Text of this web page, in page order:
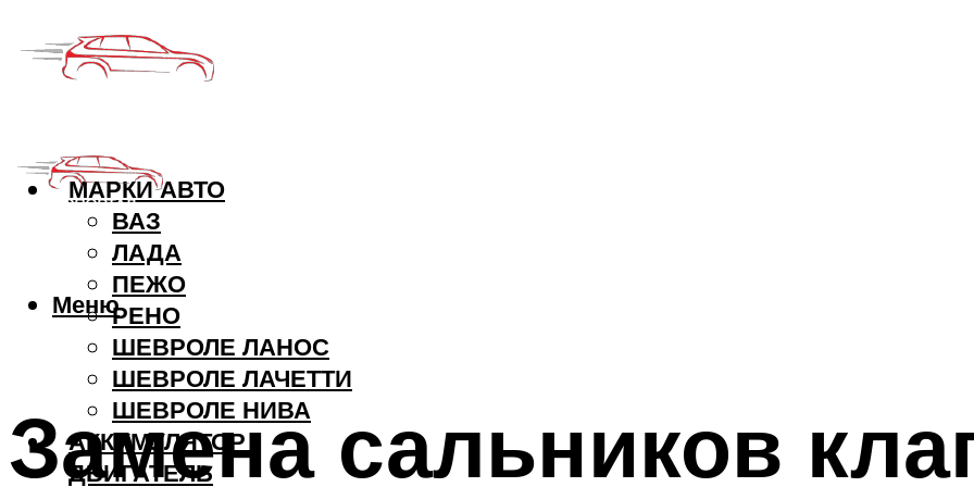
МАРКИ АВТО
ВАЗ
ЛАДА
ПЕЖО
РЕНО
ШЕВРОЛЕ ЛАНОС
ШЕВРОЛЕ ЛАЧЕТТИ
ШЕВРОЛЕ НИВА
АККУМУЛЯТОР
ДВИГАТЕЛЬ
Меню
Замена сальников